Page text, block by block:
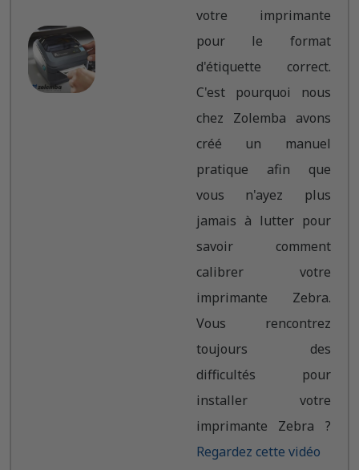
votre imprimante
pour le format
d'étiquette correct.
C'est pourquoi nous
chez Zolemba avons
créé un manuel
pratique afin que
vous n'ayez plus
jamais à lutter pour
savoir comment
calibrer votre
imprimante Zebra.
Vous rencontrez
toujours des
difficultés pour
installer votre
imprimante Zebra ?
Regardez cette vidéo